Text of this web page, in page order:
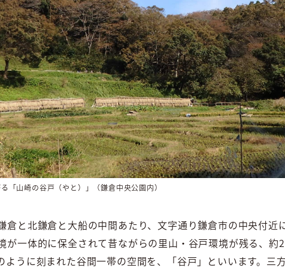
「山崎の谷戸（やと）」（鎌倉中央公園内）
倉と北鎌倉と大船の中間あたり、文字通り鎌倉市の中央付近
が一体的に保全されて昔ながらの里山・谷戸環境が残る、
ように刻まれた谷間一帯の空間を、「谷戸」といいます。三